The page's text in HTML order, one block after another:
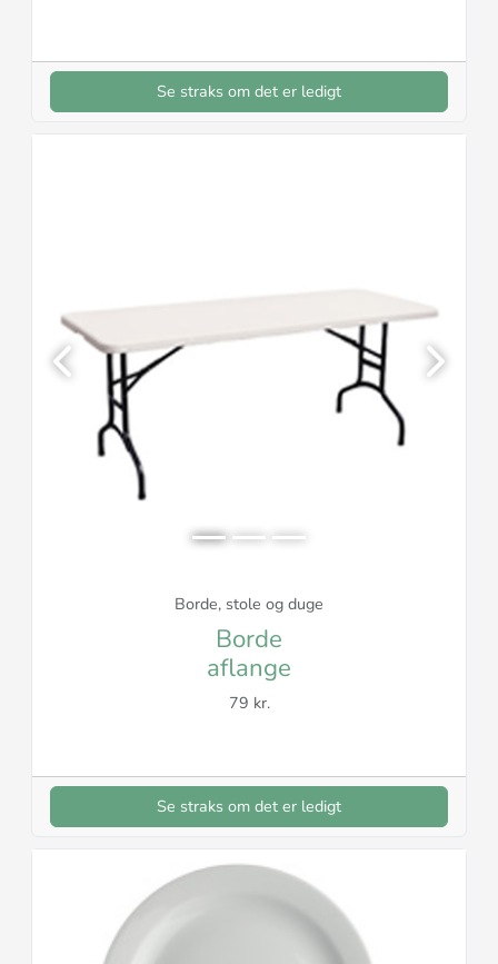
Se straks om det er ledigt
Previous Next
Borde, stole og duge
Borde
aflange
79 kr.
Se straks om det er ledigt